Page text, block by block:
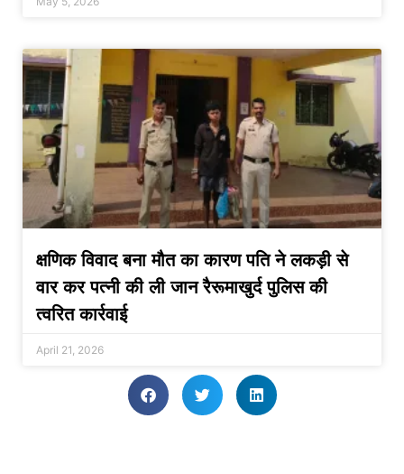
क्षणिक विवाद बना मौत का कारण पति ने लकड़ी से
वार कर पत्नी की ली जान रैरूमाखुर्द पुलिस की
त्वरित कार्रवाई
April 21, 2026